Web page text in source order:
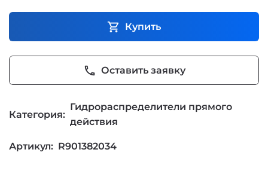
shopping_cart Купить
phone Оставить заявку
Категория:
Гидрораспределители прямого
действия
Артикул: R901382034